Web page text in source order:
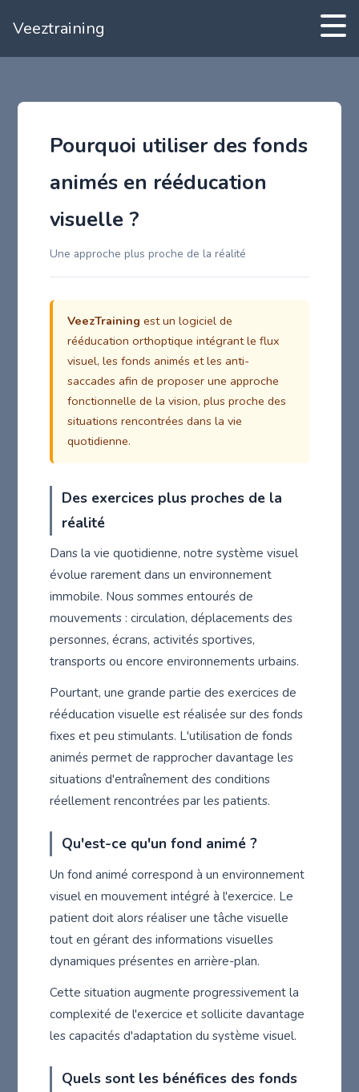
Veeztraining
Pourquoi utiliser des fonds
animés en rééducation
visuelle ?
Une approche plus proche de la réalité
VeezTraining est un logiciel de
rééducation orthoptique intégrant le flux
visuel, les fonds animés et les anti-
saccades afin de proposer une approche
fonctionnelle de la vision, plus proche des
situations rencontrées dans la vie
quotidienne.
Des exercices plus proches de la
réalité
Dans la vie quotidienne, notre système visuel
évolue rarement dans un environnement
immobile. Nous sommes entourés de
mouvements : circulation, déplacements des
personnes, écrans, activités sportives,
transports ou encore environnements urbains.
Pourtant, une grande partie des exercices de
rééducation visuelle est réalisée sur des fonds
fixes et peu stimulants. L'utilisation de fonds
animés permet de rapprocher davantage les
situations d'entraînement des conditions
réellement rencontrées par les patients.
Qu'est-ce qu'un fond animé ?
Un fond animé correspond à un environnement
visuel en mouvement intégré à l'exercice. Le
patient doit alors réaliser une tâche visuelle
tout en gérant des informations visuelles
dynamiques présentes en arrière-plan.
Cette situation augmente progressivement la
complexité de l'exercice et sollicite davantage
les capacités d'adaptation du système visuel.
Quels sont les bénéfices des fonds